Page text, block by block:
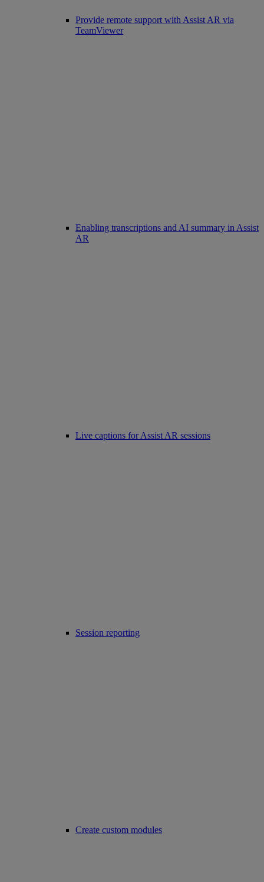
Provide remote support with Assist AR via
TeamViewer
Enabling transcriptions and AI summary in Assist
AR
Live captions for Assist AR sessions
Session reporting
Create custom modules